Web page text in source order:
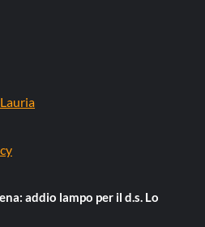
addio lampo per il d.s. Lo